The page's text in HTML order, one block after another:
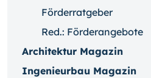
Förderratgeber
Red.: Förderangebote
Architektur Magazin
Ingenieurbau Magazin